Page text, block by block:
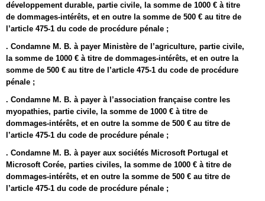
développement durable, partie civile, la somme de 1000 € à titre
de dommages-intérêts, et en outre la somme de 500 € au titre de
l’article 475-1 du code de procédure pénale ;
. Condamne M. B. à payer Ministère de l’agriculture, partie civile,
la somme de 1000 € à titre de dommages-intérêts, et en outre la
somme de 500 € au titre de l’article 475-1 du code de procédure
pénale ;
. Condamne M. B. à payer à l’association française contre les
myopathies, partie civile, la somme de 1000 € à titre de
dommages-intérêts, et en outre la somme de 500 € au titre de
l’article 475-1 du code de procédure pénale ;
. Condamne M. B. à payer aux sociétés Microsoft Portugal et
Microsoft Corée, parties civiles, la somme de 1000 € à titre de
dommages-intérêts, et en outre la somme de 500 € au titre de
l’article 475-1 du code de procédure pénale ;